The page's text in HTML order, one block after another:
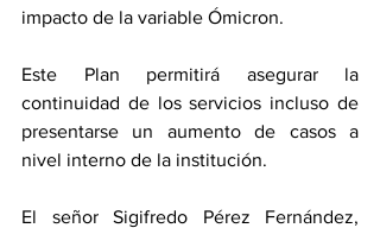
impacto de la variable Ómicron.
Este Plan permitirá asegurar la
continuidad de los servicios incluso de
presentarse un aumento de casos a
nivel interno de la institución.
El señor Sigifredo Pérez Fernández,